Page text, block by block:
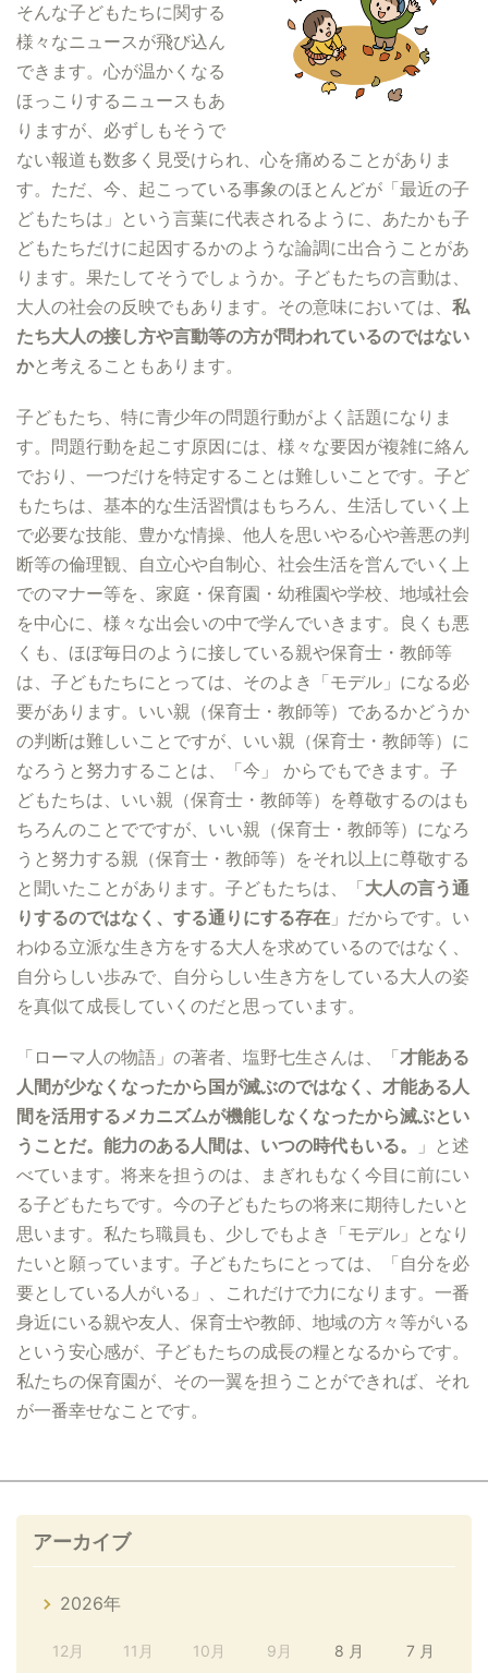
そんな子どもたちに関する
様々なニュースが飛び込ん
できます。心が温かくなる
ほっこりするニュースもあ
りますが、必ずしもそうで
ない報道も数多く見受けられ、心を痛めることがありま
す。ただ、今、起こっている事象のほとんどが「最近の子
どもたちは」という言葉に代表されるように、あたかも子
どもたちだけに起因するかのような論調に出合うことがあ
ります。果たしてそうでしょうか。子どもたちの言動は、
大人の社会の反映でもあります。その意味においては、 私
たち大人の接し方や言動等の方が問われているのではない
かと考えることもあります。
子どもたち、特に青少年の問題行動がよく話題になりま
す。問題行動を起こす原因には、様々な要因が複雑に絡ん
でおり、一つだけを特定することは難しいことです。子ど
もたちは、基本的な生活習慣はもちろん、生活していく上
で必要な技能、豊かな情操、他人を思いやる心や善悪の判
断等の倫理観、自立心や自制心、社会生活を営んでいく上
でのマナー等を、家庭・保育園・幼稚園や学校、地域社会
を中心に、様々な出会いの中で学んでいきます。良くも悪
くも、ほぼ毎日のように接している親や保育士・教師等
は、子どもたちにとっては、そのよき「モデル」になる必
要があります。いい親（保育士・教師等）であるかどうか
の判断は難しいことですが、いい親（保育士・教師等）に
なろうと努力することは、「今」 からでもできます。子
どもたちは、いい親（保育士・教師等）を尊敬するのはも
ちろんのことでですが、いい親（保育士・教師等）になろ
うと努力する親（保育士・教師等）をそれ以上に尊敬する
と聞いたことがあります。子どもたちは、「大人の言う通
りするのではなく、する通りにする存在 」だからです。い
わゆる立派な生き方をする大人を求めているのではなく、
自分らしい歩みで、自分らしい生き方をしている大人の姿
を真似て成長していくのだと思っています。
「ローマ人の物語」の著者、塩野七生さんは、「才能ある
人間が少なくなったから国が滅ぶのではなく、才能ある人
間を活用するメカニズムが機能しなくなったから滅ぶとい
うことだ。能力のある人間は、いつの時代もいる。
」と述
べています。将来を担うのは、まぎれもなく今目に前にい
る子どもたちです。今の子どもたちの将来に期待したいと
思います。私たち職員も、少しでもよき「モデル」となり
たいと願っています。子どもたちにとっては、「自分を必
要としている人がいる」、これだけで力になります。一番
身近にいる親や友人、保育士や教師、地域の方々等がいる
という安心感が、子どもたちの成長の糧となるからです。
私たちの保育園が、その一翼を担うことができれば、それ
が一番幸せなことです。
アーカイブ
2026年
12月 11月 10月 9月 8 月 7 月